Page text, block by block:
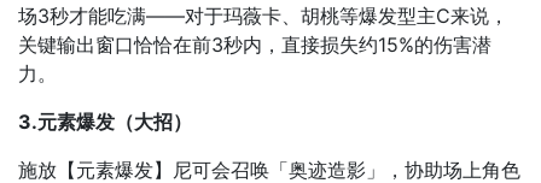
场3秒才能吃满——对于玛薇卡、胡桃等爆发型主C来说，
关键输出窗口恰恰在前3秒内，直接损失约15%的伤害潜
力。
3.元素爆发（大招）
施放【元素爆发】尼可会召唤「奥迹造影」，协助场上角色